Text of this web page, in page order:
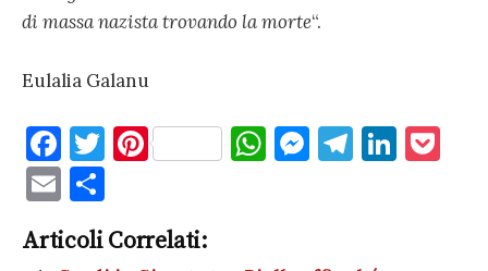
di massa nazista trovando la morte“.
Eulalia Galanu
F
a
c
e
T
te
Pi
es
W M T Li
E
m
ai n
Articoli Correlati: